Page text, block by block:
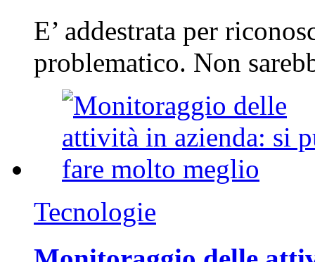
E’ addestrata per
problematico. Non
Tecnologie